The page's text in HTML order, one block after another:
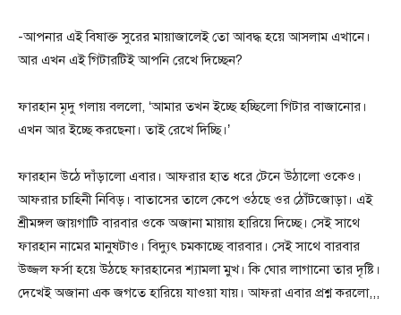
-আপনার এই বিষাক্ত সুরের মায়াজালেই তো আবদ্ধ হয়ে আসলাম এখানে।
আর এখন এই গিটারটিই আপনি রেখে দিচ্ছেন?
ফারহান মৃদু গলায় বললো, ‘আমার তখন ইচ্ছে হচ্ছিলো গিটার বাজানোর।
এখন আর ইচ্ছে করছেনা। তাই রেখে দিচ্ছি।’
ফারহান উঠে দাঁড়ালো এবার। আফরার হাত ধরে টেনে উঠালো ওকেও।
আফরার চাহিনী নিবিড়। বাতাসের তালে কেপে ওঠছে ওর ঠোঁটজোড়া। এই
শ্রীমঙ্গল জায়গাটি বারবার ওকে অজানা মায়ায় হারিয়ে দিচ্ছে। সেই সাথে
ফারহান নামের মানুষটাও। বিদ্যুৎ চমকাচ্ছে বারবার। সেই সাথে বারবার
উজ্জল ফর্সা হয়ে উঠছে ফারহানের শ্যামলা মুখ। কি ঘোর লাগানো তার দৃষ্টি।
দেখেই অজানা এক জগতে হারিয়ে যাওয়া যায়। আফরা এবার প্রশ্ন করলো,,,